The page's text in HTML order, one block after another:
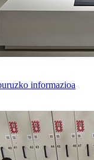
informazioa